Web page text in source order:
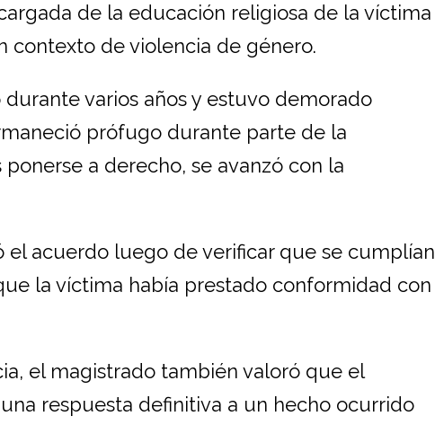
de la educación religiosa de la víctima
contexto de violencia de género.
varios años y estuvo demorado
prófugo durante parte de la
a derecho, se avanzó con la
acuerdo luego de verificar que se cumplían
la víctima había prestado conformidad con
el magistrado también valoró que el
respuesta definitiva a un hecho ocurrido